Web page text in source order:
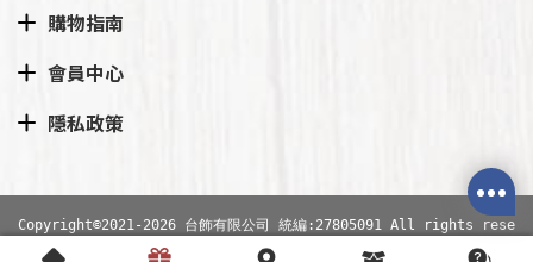
購物指南
會員中心
隱私政策
Copyright©2021-2026 台飾有限公司 統編:27805091 All rights rese
rved.
網站導覽|